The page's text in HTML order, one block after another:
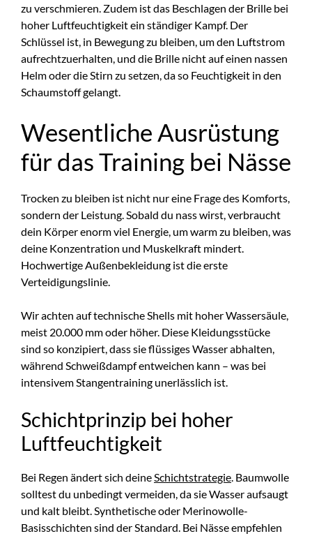
zu verschmieren. Zudem ist das Beschlagen der Brille bei
hoher Luftfeuchtigkeit ein ständiger Kampf. Der
Schlüssel ist, in Bewegung zu bleiben, um den Luftstrom
aufrechtzuerhalten, und die Brille nicht auf einen nassen
Helm oder die Stirn zu setzen, da so Feuchtigkeit in den
Schaumstoff gelangt.
Wesentliche Ausrüstung
für das Training bei Nässe
Trocken zu bleiben ist nicht nur eine Frage des Komforts,
sondern der Leistung. Sobald du nass wirst, verbraucht
dein Körper enorm viel Energie, um warm zu bleiben, was
deine Konzentration und Muskelkraft mindert.
Hochwertige Außenbekleidung ist die erste
Verteidigungslinie.
Wir achten auf technische Shells mit hoher Wassersäule,
meist 20.000 mm oder höher. Diese Kleidungsstücke
sind so konzipiert, dass sie flüssiges Wasser abhalten,
während Schweißdampf entweichen kann – was bei
intensivem Stangentraining unerlässlich ist.
Schichtprinzip bei hoher
Luftfeuchtigkeit
Bei Regen ändert sich deineSchichtstrategie. Baumwolle
solltest du unbedingt vermeiden, da sie Wasser aufsaugt
und kalt bleibt. Synthetische oder Merinowolle-
Basisschichten sind der Standard. Bei Nässe empfehlen